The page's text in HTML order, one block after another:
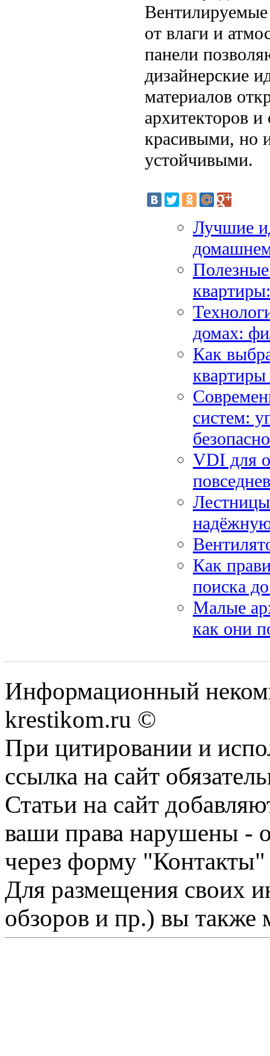
от влаги и
панели
дизайнерские
материалов
архитекторов
красивыми, но
устойчивыми.
Лучшие
домах:
Как
систем:
VDI для
Как
поиска
Малые
как они
Информационный
krestikom.ru ©
При цитировании и
ссылка на сайт
Статьи на сайт
ваши права нарушены -
через форму "Контакты"
Для размещения своих
обзоров и пр.) вы также